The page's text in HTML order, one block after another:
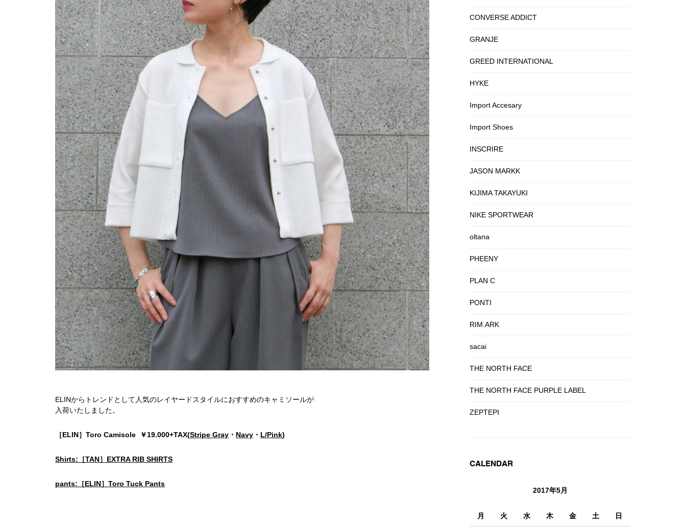
ELINからトレンドとして人気のレイヤードスタイルにおすすめのキャミソールが
入荷いたしました。
［ELIN］Toro Camisole ￥19.000+TAX(Stripe Gray ・ Navy ・ L/Pink)
Shirts:［TAN］EXTRA RIB SHIRTS
pants:［ELIN］Toro Tuck Pants
CONVERSE ADDICT
GRANJE
GREED INTERNATIONAL
HYKE
Import Accesary
Import Shoes
INSCRIRE
JASON MARKK
KIJIMA TAKAYUKI
NIKE SPORTWEAR
oltana
PHEENY
PLAN C
PONTI
RIM.ARK
sacai
THE NORTH FACE
THE NORTH FACE PURPLE LABEL
ZEPTEPI
CALENDAR
2017年5月
月 火 水 木 金 土 日